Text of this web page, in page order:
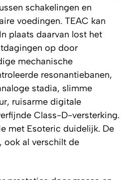
schakelingen en
voedingen. TEAC kan
plaats daarvan lost het
op door
mechanische
resonantiebanen,
stadia, slimme
ruisarme digitale
Class-D-versterking.
met Esoteric duidelijk. De
ook al verschilt de